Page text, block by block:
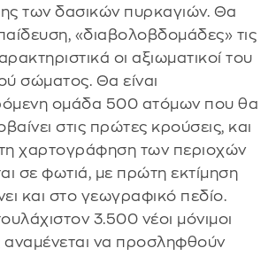
των δασικών πυρκαγιών. Θα
«διαβολοβδομάδες» τις
οι αξιωματικοί του
σώματος. Θα είναι
ομάδα 500 ατόμων που θα
στις πρώτες κρούσεις, και
τη χαρτογράφηση των περιοχών
σε φωτιά, με πρώτη εκτίμηση
και στο γεωγραφικό πεδίο.
3.500 νέοι μόνιμοι
να προσληφθούν